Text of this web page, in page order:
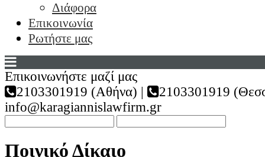
Διάφορα
Επικοινωνία
Ρωτήστε μας
Επικοινωνήστε μαζί μας
2103301919 (Αθήνα) |
2103301919
info@karagiannislawfirm.gr
Ποινικό Δίκαιο